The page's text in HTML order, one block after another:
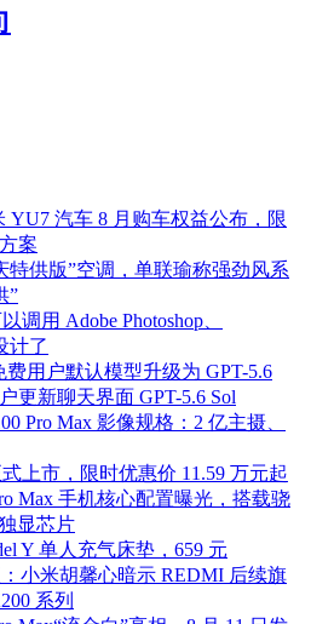
YU7 汽车 8 月购车权益公布，限
案
特供版”空调，单联瑜称强劲风系
”
调用 Adobe Photoshop、
计了
费用户默认模型升级为 GPT-5.6
更新聊天界面 GPT-5.6 Sol
Pro Max 影像规格：2 亿主摄、
上市，限时优惠价 11.59 万元起
Max 手机核心配置曝光，搭载骁
显芯片
Y 单人充气床垫，659 元
小米胡馨心暗示 REDMI 后续旗
系列